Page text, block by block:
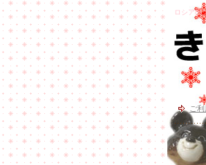
ロシアの
ご